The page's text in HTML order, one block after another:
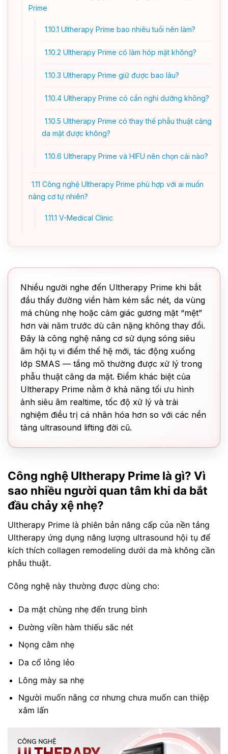
Prime
1.10.1 Ultherapy Prime bao nhiêu tuổi nên làm?
1.10.2 Ultherapy Prime có làm hóp mặt không?
1.10.3 Ultherapy Prime giữ được bao lâu?
1.10.4 Ultherapy Prime có cần nghỉ dưỡng không?
1.10.5 Ultherapy Prime có thay thế phẫu thuật căng
da mặt được không?
1.10.6 Ultherapy Prime và HIFU nên chọn cái nào?
1.11 Công nghệ Ultherapy Prime phù hợp với ai muốn
nâng cơ tự nhiên?
1.11.1 V-Medical Clinic
Nhiều người nghe đến Ultherapy Prime khi bắt
đầu thấy đường viền hàm kém sắc nét, da vùng
má chùng nhẹ hoặc cảm giác gương mặt “mệt”
hơn vài năm trước dù cân nặng không thay đổi.
Đây là công nghệ nâng cơ sử dụng sóng siêu
âm hội tụ vi điểm thế hệ mới, tác động xuống
lớp SMAS — tầng mô thường được xử lý trong
phẫu thuật căng da mặt. Điểm khác biệt của
Ultherapy Prime nằm ở khả năng tối ưu hình
ảnh siêu âm realtime, tốc độ xử lý và trải
nghiệm điều trị cá nhân hóa hơn so với các nền
tảng ultrasound lifting đời cũ.
Công nghệ Ultherapy Prime là gì? Vì
sao nhiều người quan tâm khi da bắt
đầu chảy xệ nhẹ?
Ultherapy Prime là phiên bản nâng cấp của nền tảng
Ultherapy ứng dụng năng lượng ultrasound hội tụ để
kích thích collagen remodeling dưới da mà không cần
phẫu thuật.
Công nghệ này thường được dùng cho:
Da mặt chùng nhẹ đến trung bình
Đường viền hàm thiếu sắc nét
Nọng cằm nhẹ
Da cổ lỏng lẻo
Lông mày sa nhẹ
Người muốn nâng cơ nhưng chưa muốn can thiệp
xâm lấn